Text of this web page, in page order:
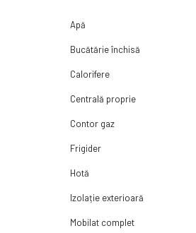
Apă
Bucătărie închisă
Calorifere
Centrală proprie
Contor gaz
Frigider
Hotă
Izolație exterioară
Mobilat complet